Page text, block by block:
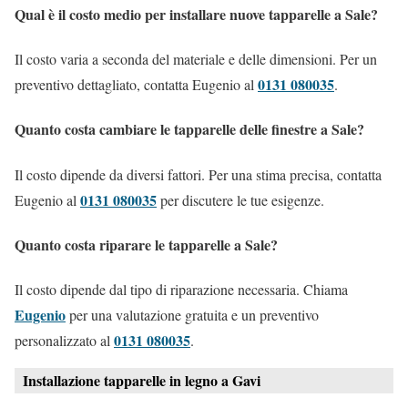
Qual è il costo medio per installare nuove tapparelle a Sale?
Il costo varia a seconda del materiale e delle dimensioni. Per un
preventivo dettagliato, contatta Eugenio al 0131 080035.
Quanto costa cambiare le tapparelle delle finestre a Sale?
Il costo dipende da diversi fattori. Per una stima precisa, contatta
Eugenio al 0131 080035per discutere le tue esigenze.
Quanto costa riparare le tapparelle a Sale?
Il costo dipende dal tipo di riparazione necessaria. Chiama
Eugenioper una valutazione gratuita e un preventivo
personalizzato al 0131 080035.
Installazione tapparelle in legno a Gavi